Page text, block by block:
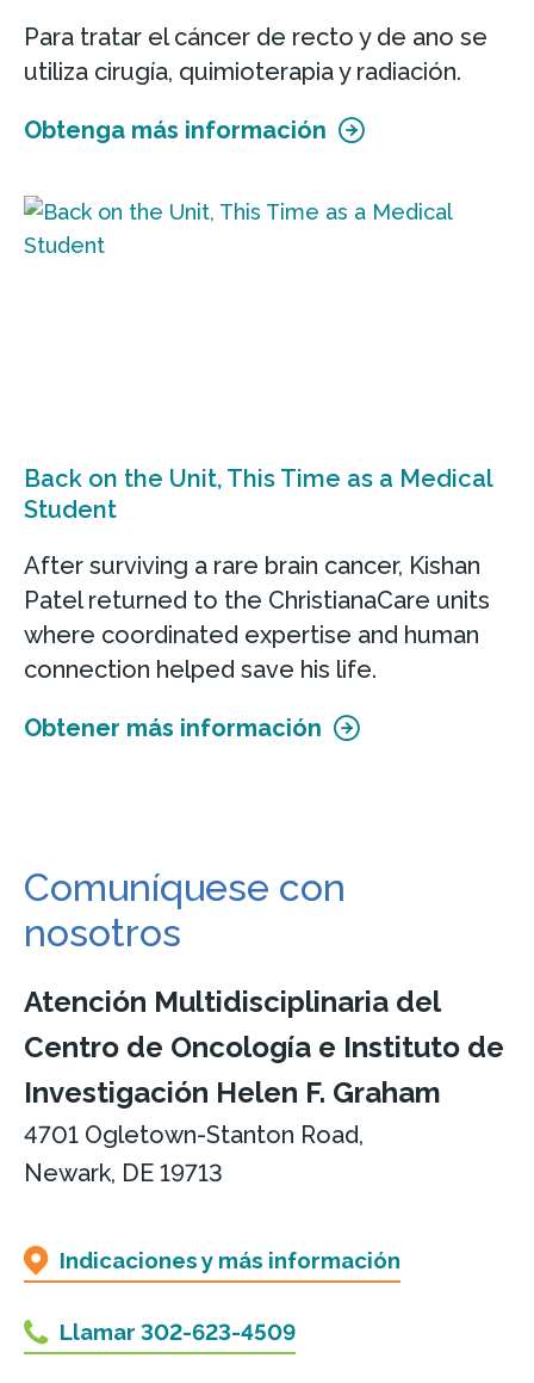
Para tratar el cáncer de recto y de ano se
utiliza cirugía, quimioterapia y radiación.
Obtenga más información
Back on the Unit, This Time as a Medical
Student
After surviving a rare brain cancer, Kishan
Patel returned to the ChristianaCare units
where coordinated expertise and human
connection helped save his life.
Obtener más información
Comuníquese con
nosotros
Atención Multidisciplinaria del
Centro de Oncología e Instituto de
Investigación Helen F. Graham
4701 Ogletown-Stanton Road,
Newark, DE 19713
Indicaciones y más información
Llamar 302-623-4509